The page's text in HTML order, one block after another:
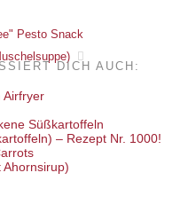
Pesto Snack
DICH AUCH:
– Rezept Nr. 1000!